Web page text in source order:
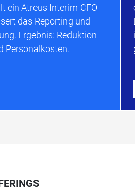
ein Atreus Interim-CFO
das Reporting und
Ergebnis: Reduktion
Personalkosten.